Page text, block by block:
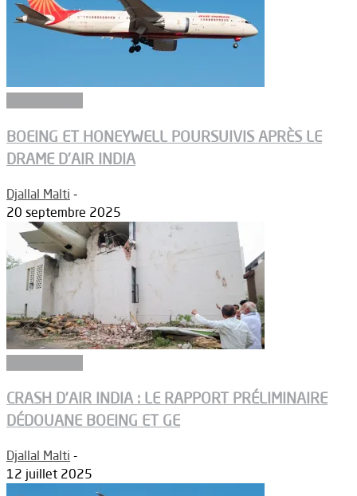
BOEING ET HONEYWELL POURSUIVIS APRÈS LE
DRAME D’AIR INDIA
Djallal Malti -
20 septembre 2025
CRASH D’AIR INDIA : LE RAPPORT PRÉLIMINAIRE
DÉDOUANE BOEING ET GE
Djallal Malti -
12 juillet 2025